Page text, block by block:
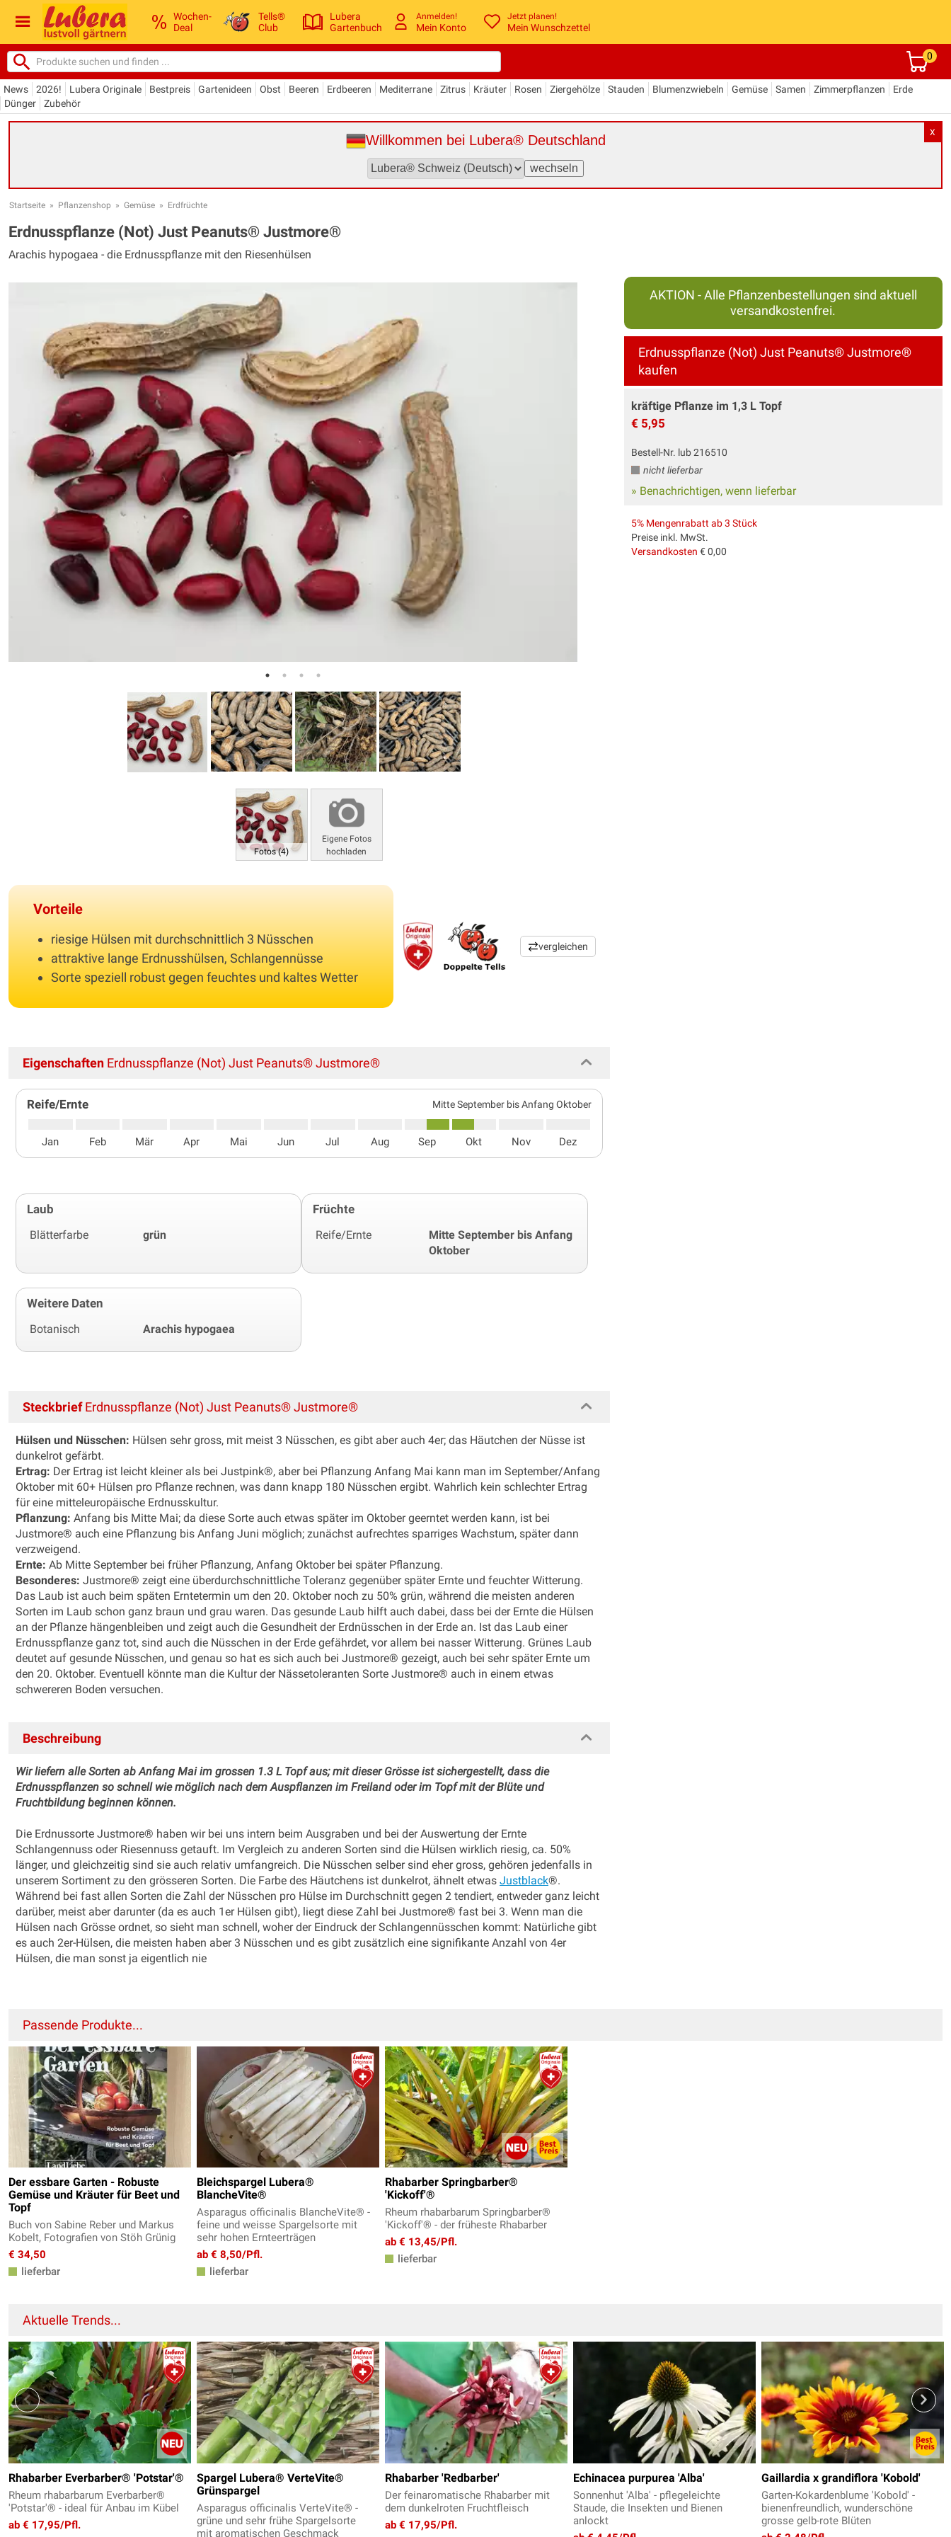
Wochen-
Deal
Tells®
Club
Lubera
Gartenbuch
Anmelden!
Mein Konto
Jetzt planen!
Mein Wunschzettel
0
News 2026! Lubera Originale Bestpreis Gartenideen Obst Beeren Erdbeeren Mediterrane Zitrus Kräuter Rosen Ziergehölze Stauden Blumenzwiebeln Gemüse Samen Zimmerpflanzen
Erde
Dünger
Zubehör
X
Willkommen bei Lubera® Deutschland
Startseite » Pflanzenshop » Gemüse » Erdfrüchte
Erdnusspflanze (Not) Just Peanuts® Justmore®
Arachis hypogaea - die Erdnusspflanze mit den Riesenhülsen
Fotos (4)
Eigene Fotos
hochladen
Vorteile
riesige Hülsen mit durchschnittlich 3 Nüsschen
attraktive lange Erdnusshülsen, Schlangennüsse
Sorte speziell robust gegen feuchtes und kaltes Wetter
vergleichen
AKTION - Alle Pflanzenbestellungen sind aktuell
versandkostenfrei.
Erdnusspflanze (Not) Just Peanuts® Justmore®
kaufen
kräftige Pflanze im 1,3 L Topf
€ 5,95
Bestell-Nr. lub 216510
nicht lieferbar
» Benachrichtigen, wenn lieferbar
5% Mengenrabatt ab 3 Stück
Preise inkl. MwSt.
Versandkosten € 0,00
Eigenschaften Erdnusspflanze (Not) Just Peanuts® Justmore®
Reife/Ernte Mitte September bis Anfang Oktober
Jan Feb Mär Apr Mai Jun Jul Aug Sep Okt Nov Dez
Laub
Blätterfarbe grün
Früchte
Reife/Ernte
Mitte September bis Anfang
Oktober
Weitere Daten
Botanisch Arachis hypogaea
SteckbriefErdnusspflanze (Not) Just Peanuts® Justmore®
Hülsen und Nüsschen: Hülsen sehr gross, mit meist 3 Nüsschen, es gibt aber auch 4er; das Häutchen der Nüsse ist
dunkelrot gefärbt.
Ertrag: Der Ertrag ist leicht kleiner als bei Justpink®, aber bei Pflanzung Anfang Mai kann man im September/Anfang
Oktober mit 60+ Hülsen pro Pflanze rechnen, was dann knapp 180 Nüsschen ergibt. Wahrlich kein schlechter Ertrag
für eine mitteleuropäische Erdnusskultur.
Pflanzung: Anfang bis Mitte Mai; da diese Sorte auch etwas später im Oktober geerntet werden kann, ist bei
Justmore® auch eine Pflanzung bis Anfang Juni möglich; zunächst aufrechtes sparriges Wachstum, später dann
verzweigend.
Ernte: Ab Mitte September bei früher Pflanzung, Anfang Oktober bei später Pflanzung.
Besonderes: Justmore® zeigt eine überdurchschnittliche Toleranz gegenüber später Ernte und feuchter Witterung.
Das Laub ist auch beim späten Erntetermin um den 20. Oktober noch zu 50% grün, während die meisten anderen
Sorten im Laub schon ganz braun und grau waren. Das gesunde Laub hilft auch dabei, dass bei der Ernte die Hülsen
an der Pflanze hängenbleiben und zeigt auch die Gesundheit der Erdnüsschen in der Erde an. Ist das Laub einer
Erdnusspflanze ganz tot, sind auch die Nüsschen in der Erde gefährdet, vor allem bei nasser Witterung. Grünes Laub
deutet auf gesunde Nüsschen, und genau so hat es sich auch bei Justmore® gezeigt, auch bei sehr später Ernte um
den 20. Oktober. Eventuell könnte man die Kultur der Nässetoleranten Sorte Justmore® auch in einem etwas
schwereren Boden versuchen.
Beschreibung
Wir liefern alle Sorten ab Anfang Mai im grossen 1.3 L Topf aus; mit dieser Grösse ist sichergestellt, dass die
Erdnusspflanzen so schnell wie möglich nach dem Auspflanzen im Freiland oder im Topf mit der Blüte und
Fruchtbildung beginnen können.
Die Erdnussorte Justmore® haben wir bei uns intern beim Ausgraben und bei der Auswertung der Ernte
Schlangennuss oder Riesennuss getauft. Im Vergleich zu anderen Sorten sind die Hülsen wirklich riesig, ca. 50%
länger, und gleichzeitig sind sie auch relativ umfangreich. Die Nüsschen selber sind eher gross, gehören jedenfalls in
unserem Sortiment zu den grösseren Sorten. Die Farbe des Häutchens ist dunkelrot, ähnelt etwas Justblack®.
Während bei fast allen Sorten die Zahl der Nüsschen pro Hülse im Durchschnitt gegen 2 tendiert, entweder ganz leicht
darüber, meist aber darunter (da es auch 1er Hülsen gibt), liegt diese Zahl bei Justmore® fast bei 3. Wenn man die
Hülsen nach Grösse ordnet, so sieht man schnell, woher der Eindruck der Schlangennüsschen kommt: Natürliche gibt
es auch 2er-Hülsen, die meisten haben aber 3 Nüsschen und es gibt zusätzlich eine signifikante Anzahl von 4er
Hülsen, die man sonst ja eigentlich nie
Passende Produkte...
Der essbare Garten - Robuste
Gemüse und Kräuter für Beet und
Topf
Buch von Sabine Reber und Markus
Kobelt, Fotografien von Stöh Grünig
€ 34,50
lieferbar
Bleichspargel Lubera®
BlancheVite®
Asparagus officinalis BlancheVite® -
feine und weisse Spargelsorte mit
sehr hohen Ernteerträgen
ab € 8,50/Pfl.
lieferbar
Rhabarber Springbarber®
'Kickoff'®
Rheum rhabarbarum Springbarber®
'Kickoff'® - der früheste Rhabarber
ab € 13,45/Pfl.
lieferbar
Aktuelle Trends...
Rhabarber Everbarber® 'Potstar'®
Rheum rhabarbarum Everbarber®
'Potstar'® - ideal für Anbau im Kübel
ab € 17,95/Pfl.
Spargel Lubera® VerteVite®
Grünspargel
Asparagus officinalis VerteVite® -
grüne und sehr frühe Spargelsorte
mit aromatischen Geschmack
Rhabarber 'Redbarber'
Der feinaromatische Rhabarber mit
dem dunkelroten Fruchtfleisch
ab € 17,95/Pfl.
Echinacea purpurea 'Alba'
Sonnenhut 'Alba' - pflegeleichte
Staude, die Insekten und Bienen
anlockt
Gaillardia x grandiflora 'Kobold'
Garten-Kokardenblume 'Kobold' -
bienenfreundlich, wunderschöne
grosse gelb-rote Blüten